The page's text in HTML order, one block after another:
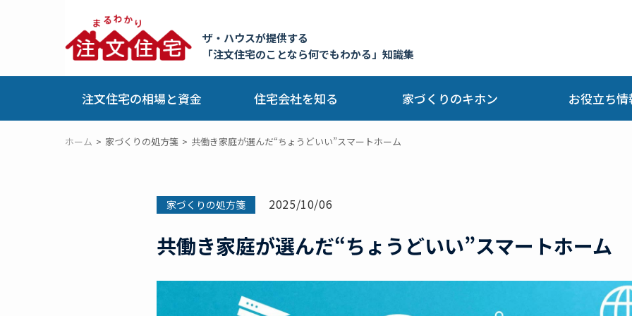
ザ・ハウスが提供する
「注文住宅のことなら何でもわかる」知識集
注文住宅の相場と資金 住宅会社を知る 家づくりのキホン お役立ち情
ホーム 家づくりの処方箋 共働き家庭が選んだ“ちょうどいい”スマートホーム
家づくりの処方箋 2025/10/06
共働き家庭が選んだ“ちょうどいい”スマートホーム